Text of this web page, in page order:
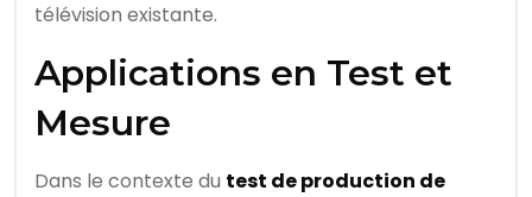
télévision existante.
Applications en Test et
Mesure
Dans le contexte du test de production de